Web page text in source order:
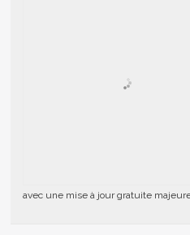
avec une mise à jour gratuite